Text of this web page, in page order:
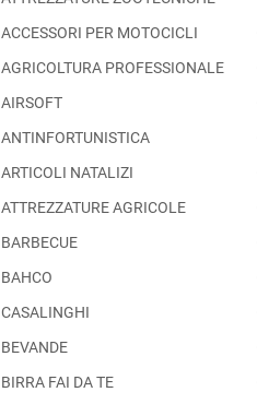
ACCESSORI PER MOTOCICLI
AGRICOLTURA PROFESSIONALE
AIRSOFT
ANTINFORTUNISTICA
ARTICOLI NATALIZI
ATTREZZATURE AGRICOLE
BARBECUE
BAHCO
CASALINGHI
BEVANDE
BIRRA FAI DA TE